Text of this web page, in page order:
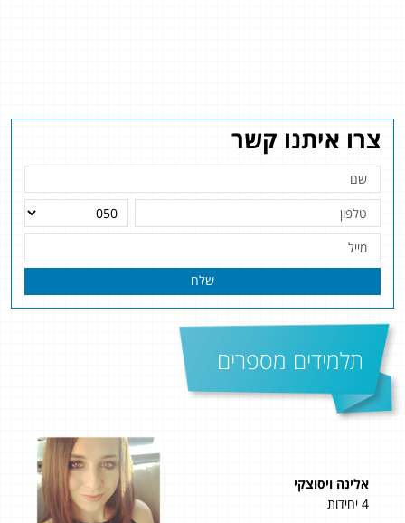
צרו איתנו קשר
שלח
תלמידים מספרים
אלינה ויסוצקי
4 יחידות